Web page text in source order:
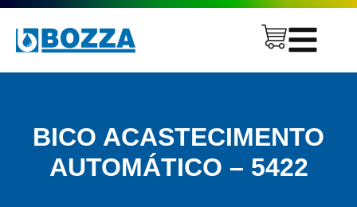
BICO ACASTECIMENTO
AUTOMÁTICO – 5422